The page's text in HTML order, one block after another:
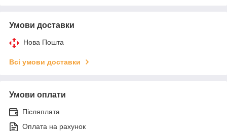
Умови доставки
Нова Пошта
Всі умови доставки
Умови оплати
Післяплата
Оплата на рахунок